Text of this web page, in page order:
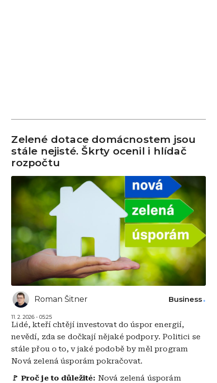
Zelené dotace domácnostem jsou
stále nejisté. Škrty ocenil i hlídač
rozpočtu
Roman Šitner
11. 2. 2026 - 05:25
Business
Lidé, kteří chtějí investovat do úspor energií,
nevědí, zda se dočkají nějaké podpory. Politici se
stále přou o to, v jaké podobě by měl program
Nová zelená úsporám pokračovat.
🚩 Proč je to důležité: Nová zelená úsporám